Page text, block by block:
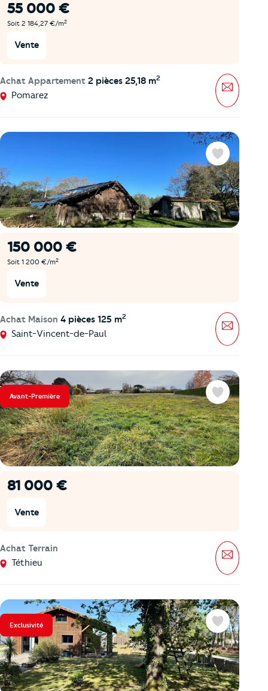
55 000 €
Soit 2 184,27 €/m2
Vente
Achat Appartement 2 pièces 25,18 m2
Pomarez
Message
150 000 €
Soit 1 200 €/m2
Vente
Achat Maison 4 pièces 125 m2
Saint-Vincent-de-Paul
Favoris
Message
Avant-Première
81 000 €
Vente
Achat Terrain
Téthieu
Favoris
Message
Exclusivité Favoris